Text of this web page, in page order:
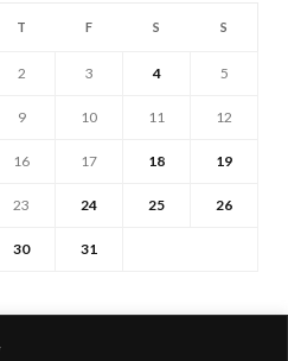
T F S S
2 3 4 5
9 10 11 12
16 17 18 19
23 24 25 26
30 31